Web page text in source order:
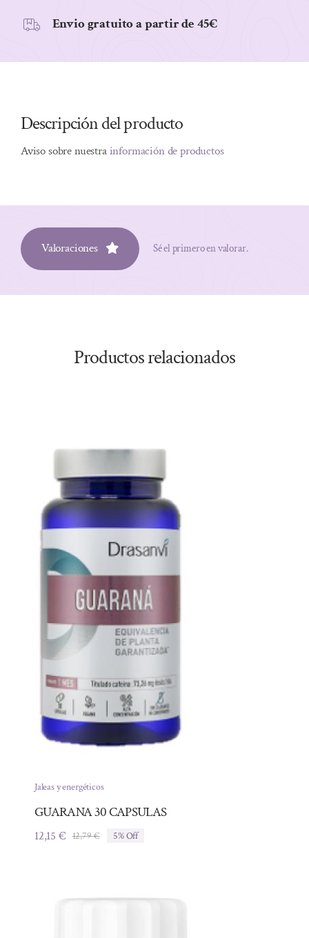
Envio gratuito a partir de 45€
Descripción del producto
Aviso sobre nuestrainformación de productos
Valoraciones Sé el primero en valorar.
Productos relacionados
Jaleas y energéticos
GUARANA 30 CAPSULAS
12,79€El
12,79 €.
12,15 €
El
12,15 €.
5% Off